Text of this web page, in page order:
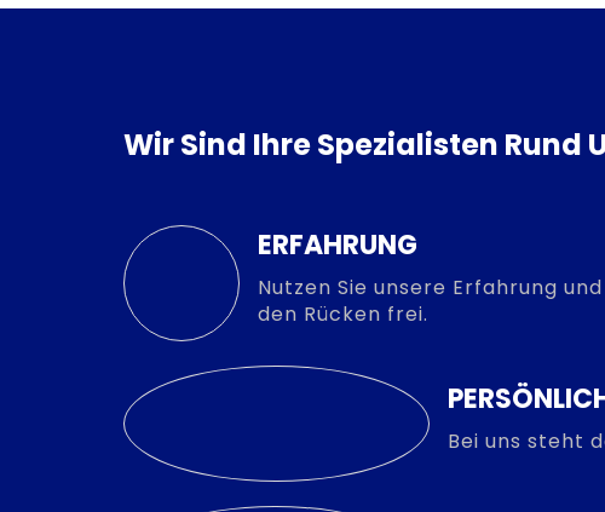
Wir Sind Ihre Spezialisten Rund
ERFAHRUNG
Nutzen Sie unsere Erfahrung
den Rücken frei.
Bei uns steht